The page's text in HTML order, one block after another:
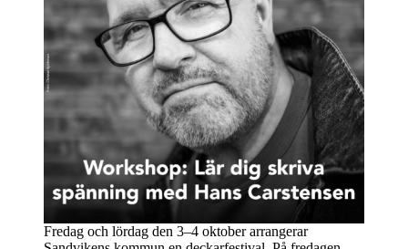
Fredag och lördag den 3–4 oktober arrangerar